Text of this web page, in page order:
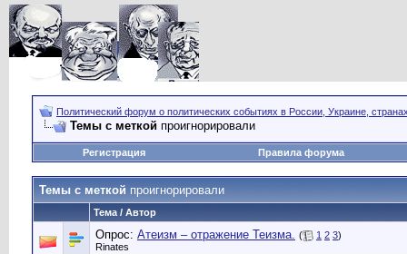
Политический форум о политических событиях в России, Украине,
Темы с меткой проигнорировали
Регистрация Правила форума
Темы с меткой проигнорировали
Тема / Автор
Опрос: Атеизм – отражение Теизма. ( 1 2 3)
Rinates